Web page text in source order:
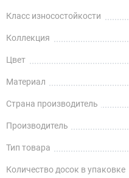
Класс износостойкости
Коллекция
Цвет
Материал
Страна производитель
Производитель
Тип товара
Количество досок в упаковке